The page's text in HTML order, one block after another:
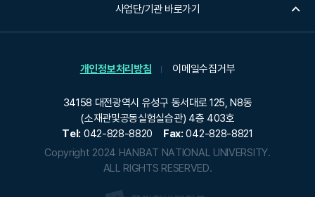
사업단/기관 바로가기
개인정보처리방침 이메일수집거부
34158 대전광역시 유성구 동서대로 125, N8동
(소재관및공동실험실습관) 4층 403호
Tel: 042-828-8820 Fax: 042-828-8821
Copyright 2024 HANBAT NATIONAL UNIVERSITY.
ALL RIGHTS RESERVED.